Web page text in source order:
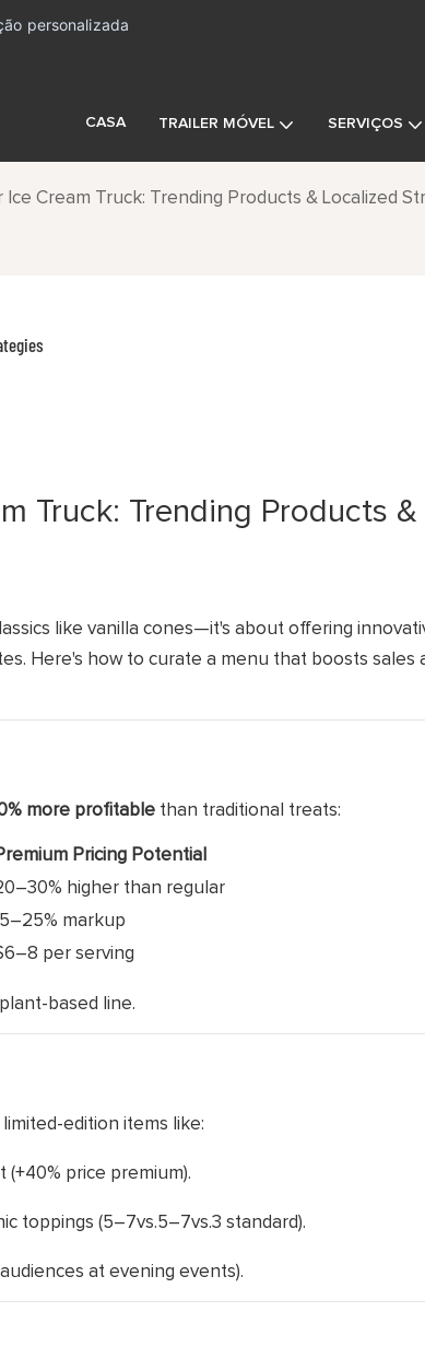
personalizada
CASA TRAILER MÓVEL SERVIÇOS
Ice Cream Truck: Trending Products & Localized
Truck: Trending Products &
like vanilla cones—it's about offering
Here's how to curate a menu that boosts sales
more profitablethan traditional treats:
Pricing Potential
higher than regular
markup
per serving
based line.
edition items like:
price premium).
toppings (5–7vs.5–7vs.3 standard).
at evening events).